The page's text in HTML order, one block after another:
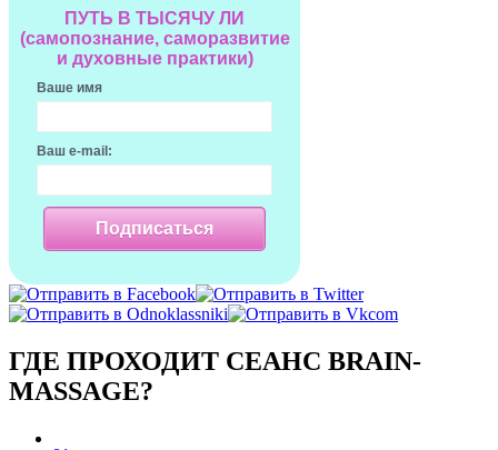
ПУТЬ В ТЫСЯЧУ ЛИ
(самопознание, саморазвитие
и духовные практики)
Ваше имя
Ваш e-mail:
Подписаться
ГДЕ ПРОХОДИТ СЕАНС BRAIN-
MASSAGE?